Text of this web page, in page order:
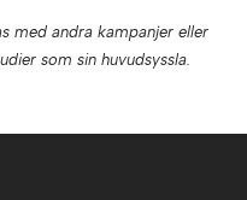
med andra kampanjer eller
som sin huvudsyssla.